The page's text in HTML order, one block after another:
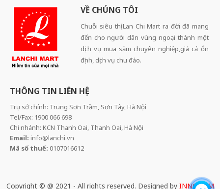
VỀ CHÚNG TÔI
Chuỗi siêu thị Lan Chi Mart ra đời đã mang
đến cho người dân vùng ngoại thành một
dịch vụ mua sắm chuyên nghiệp,giá cả ổn
định, dịch vụ chu đáo.
THÔNG TIN LIÊN HỆ
Trụ sở chính: Trung Sơn Trầm, Sơn Tây, Hà Nội
Tel/Fax: 1900 066 698
Chi nhánh: KCN Thanh Oai, Thanh Oai, Hà Nội
Email: info@lanchi.vn
Mã số thuế: 0107016612
Copyright © @ 2021 - All rights reserved. Designed by INNOCOM